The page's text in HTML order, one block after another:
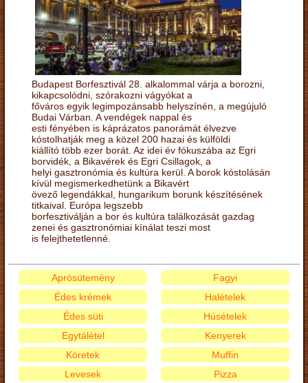
Budapest Borfesztivál 28. alkalommal várja a borozni,
kikapcsolódni, szórakozni vágyókat a
főváros egyik legimpozánsabb helyszínén, a megújuló
Budai Várban. A vendégek nappal és
esti fényében is káprázatos panorámát élvezve
kóstolhatják meg a közel 200 hazai és külföldi
kiállító több ezer borát. Az idei év fókuszába az Egri
borvidék, a Bikavérek és Egri Csillagok, a
helyi gasztronómia és kultúra kerül. A borok kóstolásán
kívül megismerkedhetünk a Bikavért
övező legendákkal, hungarikum borunk készítésének
titkaival. Európa legszebb
borfesztiválján a bor és kultúra találkozását gazdag
zenei és gasztronómiai kínálat teszi most
is felejthetetlenné.
Aprósütemény
Édes krémek
Édes süti
Egytálétel
Fagyi
Halételek
Húsételek
Kenyerek
Köretek
Levesek
Muffin
Pizza